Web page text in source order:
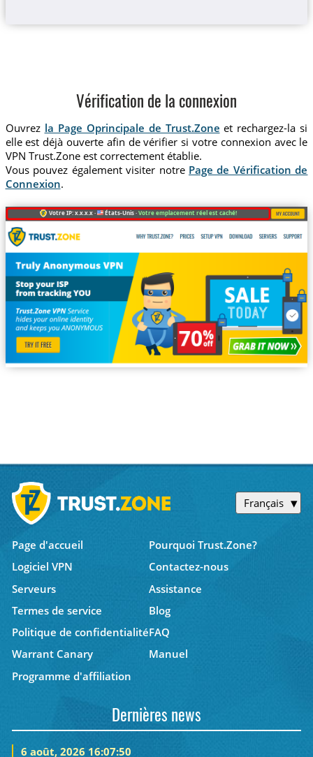
Vérification de la connexion
Ouvrez la Page Oprincipale de Trust.Zone et rechargez-la si
elle est déjà ouverte afin de vérifier si votre connexion avec le
VPN Trust.Zone est correctement établie.
Vous pouvez également visiter notre Page de Vérification de
Connexion.
Votre IP: x.x.x.x · États-Unis ·Votre emplacement réel est caché!
Français
Page d'accueil
Pourquoi Trust.Zone?
Logiciel VPN
Contactez-nous
Serveurs
Assistance
Termes de service
Blog
Politique de confidentialitéFAQ
Warrant Canary
Manuel
Programme d'affiliation
Dernières news
6 août, 2026 16:07:50